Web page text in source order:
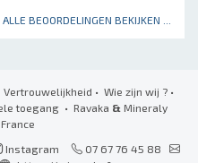
ALLE BEOORDELINGEN BEKIJKEN ...
Vertrouwelijkheid • Wie zijn wij ? •
toegang • Ravaka & Mineraly
Instagram
07 67 76 45 88